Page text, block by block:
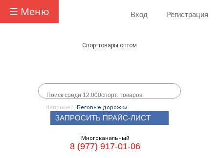
☰ Меню Вход Регистрация
Спорттовары оптом
Например, Беговые дорожки
ЗАПРОСИТЬ ПРАЙС-ЛИСТ
Многоканальный
8 (977) 917-01-06